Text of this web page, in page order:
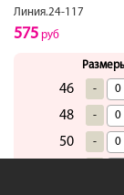
Линия.24-117
575 руб
46 -
48 -
50 -